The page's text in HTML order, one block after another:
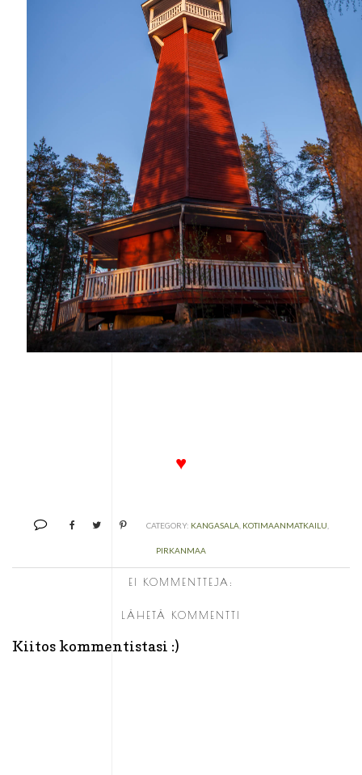
♥
CATEGORY: KANGASALA, KOTIMAANMATKAILU
PIRKANMAA
EI KOMMENTTEJA:
LÄHETÄ KOMMENTTI
Kiitos kommentistasi :)